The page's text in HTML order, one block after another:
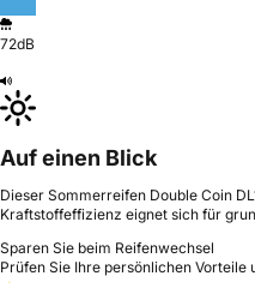
72dB
Auf einen Blick
Dieser Sommerreifen Double Coin
Kraftstoffeffizienz eignet sich für
Sparen Sie beim Reifenwechsel
Prüfen Sie Ihre persönlichen